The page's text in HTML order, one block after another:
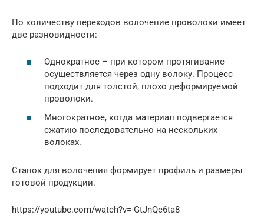
По количеству переходов волочение проволоки имеет
две разновидности:
Однократное – при котором протягивание
осуществляется через одну волоку. Процесс
подходит для толстой, плохо деформируемой
проволоки.
Многократное, когда материал подвергается
сжатию последовательно на нескольких
волоках.
Станок для волочения формирует профиль и размеры
готовой продукции.
https://youtube.com/watch?v=-GtJnQe6ta8